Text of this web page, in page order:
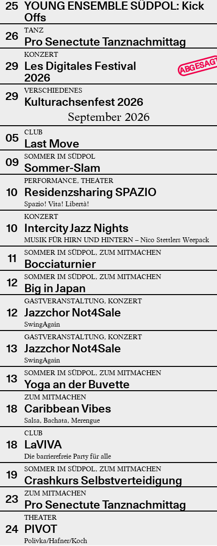
25 YOUNG ENSEMBLE SÜDPOL: Kick
Offs
26
TANZ
Pro Senectute Tanznachmittag
29
KONZERT
Les Digitales Festival
2026
29 VERSCHIEDENES
Kulturachsenfest 2026
September 2026
05 CLUB
Last Move
09
SOMMER IM SÜDPOL
Sommer-Slam
10
PERFORMANCE, THEATER
Residenzsharing SPAZIO
Spazio! Vita! Libertà!
10
KONZERT
Intercity Jazz Nights
MUSIK FÜR HIRN UND HINTERN – Nico Stettlers Weepack
11 SOMMER IM SÜDPOL, ZUM MITMACHEN
Bocciaturnier
12
SOMMER IM SÜDPOL, ZUM MITMACHEN
Big in Japan
12
GASTVERANSTALTUNG, KONZERT
Jazzchor Not4Sale
SwingAgain
13
GASTVERANSTALTUNG, KONZERT
Jazzchor Not4Sale
SwingAgain
13 SOMMER IM SÜDPOL, ZUM MITMACHEN
Yoga an der Buvette
18
ZUM MITMACHEN
Caribbean Vibes
Salsa, Bachata, Merengue
18
CLUB
LaVIVA
Die barrierefreie Party für alle
19 SOMMER IM SÜDPOL, ZUM MITMACHEN
Crashkurs Selbstverteidigung
23
ZUM MITMACHEN
Pro Senectute Tanznachmittag
24
THEATER
PIVOT
Polivka/Hafner/Koch